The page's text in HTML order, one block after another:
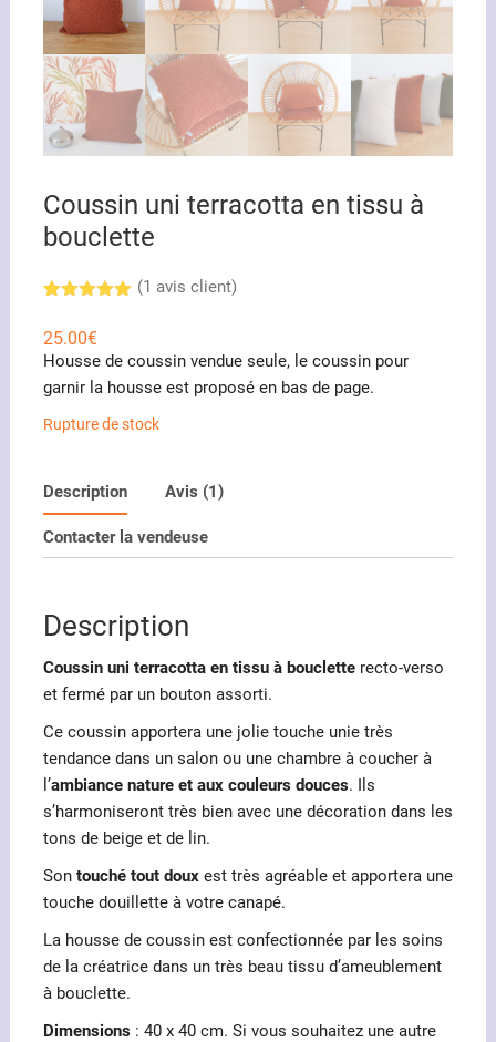
Coussin uni terracotta en tissu à
bouclette
sur 5
basé sur
notation
client
(1 avis client)
25.00€
Housse de coussin vendue seule, le coussin pour
garnir la housse est proposé en bas de page.
Rupture de stock
Description Avis (1)
Contacter la vendeuse
Description
Coussin uni terracotta en tissu à boucletterecto-verso
et fermé par un bouton assorti.
Ce coussin apportera une jolie touche unie très
tendance dans un salon ou une chambre à coucher à
l’ambiance nature et aux couleurs douces. Ils
s’harmoniseront très bien avec une décoration dans les
tons de beige et de lin.
Son touché tout douxest très agréable et apportera une
touche douillette à votre canapé.
La housse de coussin est confectionnée par les soins
de la créatrice dans un très beau tissu d’ameublement
à bouclette.
Dimensions: 40 x 40 cm. Si vous souhaitez une autre